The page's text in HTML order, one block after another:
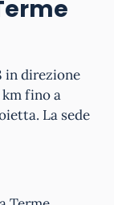
in direzione
fino a
La sede